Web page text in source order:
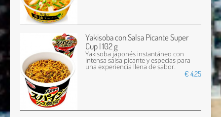
Yakisoba con Salsa Picante Super
Cup | 102 g
Yakisoba japonés instantáneo con
intensa salsa picante y especias para
una experiencia llena de sabor.
€ 4,25